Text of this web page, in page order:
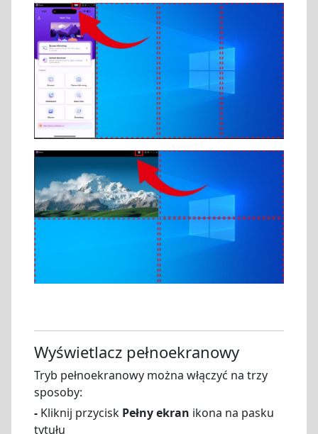
Wyświetlacz pełnoekranowy
Tryb pełnoekranowy można włączyć na trzy
sposoby:
- Kliknij przycisk Pełny ekran ikona na pasku
tytułu